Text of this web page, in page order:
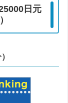
日元